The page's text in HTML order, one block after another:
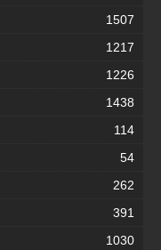
1507
1217
1226
1438
114
54
262
391
1030